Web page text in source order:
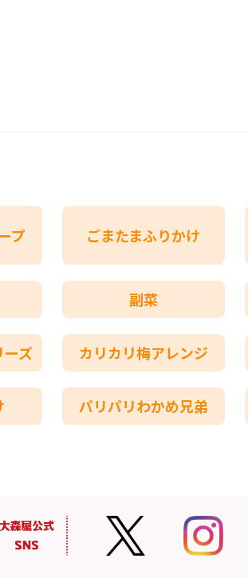
プ ごまたまふりかけ
副菜
ーズ カリカリ梅アレンジ
パリパリわかめ兄弟